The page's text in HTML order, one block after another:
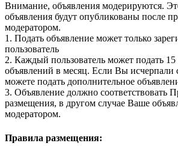
Внимание, объявления модерируются.
объявления будут опубликованы после
модератором.
1. Подать объявление может только
пользователь
2. Каждый пользователь может подать
объявлений в месяц. Если Вы
можете подать дополнительное
3. Объявление должно соответствовать
размещения, в другом случае Ваше
модератором.
Правила размещения: